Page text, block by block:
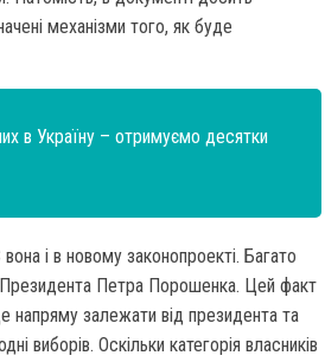
механізми того, як буде
в Україну – отримуємо десятки
і в новому законопроекті. Багато
Президента Петра Порошенка. Цей факт
напряму залежати від президента та
виборів. Оскільки категорія власників